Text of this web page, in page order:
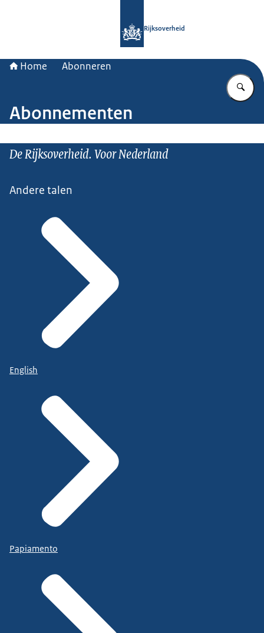
Rijksoverheid
Home Abonneren
Abonnementen
De Rijksoverheid. Voor Nederland
Andere talen
English
Papiamento